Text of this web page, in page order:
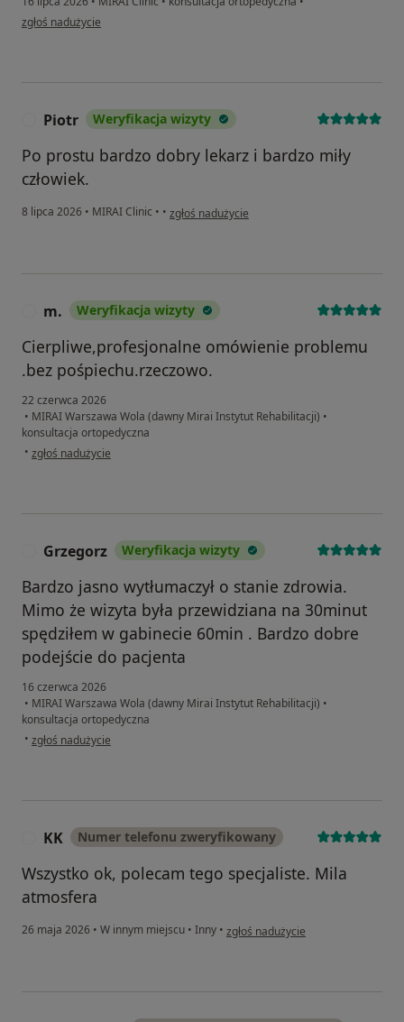
w opinii użytkownika Paweł
zgłoś nadużycie
Piotr Weryfikacja wizyty
Po prostu bardzo dobry lekarz i bardzo miły
człowiek.
8 lipca 2026 • MIRAI Clinic • • w opinii użytkownika Piotr
zgłoś nadużycie
m. Weryfikacja wizyty
Cierpliwe,profesjonalne omówienie problemu
.bez pośpiechu.rzeczowo.
22 czerwca 2026
• MIRAI Warszawa Wola (dawny Mirai Instytut Rehabilitacji) •
konsultacja ortopedyczna
• w opinii użytkownika m.
zgłoś nadużycie
Grzegorz Weryfikacja wizyty
Bardzo jasno wytłumaczył o stanie zdrowia.
Mimo że wizyta była przewidziana na 30minut
spędziłem w gabinecie 60min . Bardzo dobre
podejście do pacjenta
16 czerwca 2026
• MIRAI Warszawa Wola (dawny Mirai Instytut Rehabilitacji) •
konsultacja ortopedyczna
• w opinii użytkownika Grzegorz
zgłoś nadużycie
KK Numer telefonu zweryfikowany
Wszystko ok, polecam tego specjaliste. Mila
atmosfera
26 maja 2026 • W innym miejscu • Inny • w opinii użytkownika KK
zgłoś nadużycie